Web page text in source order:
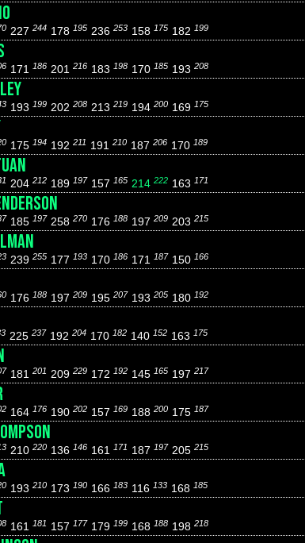
227 244 178 195 236 253 158 175 182 199
171 186 201 216 183 198 170 185 193 208
193 199 202 208 213 219 194 200 169 175
175 194 192 211 191 210 187 206 170 189
204 212 189 197 157 165 214 222 163 171
185 197 258 270 176 188 197 209 203 215
239 255 177 193 170 186 171 187 150 166
176 188 197 209 195 207 193 205 180 192
225 237 192 204 170 182 140 152 163 175
181 201 209 229 172 192 145 165 197 217
164 176 190 202 157 169 188 200 175 187
210 220 136 146 161 171 187 197 205 215
193 210 173 190 166 183 116 133 168 185
161 181 157 177 179 199 168 188 198 218